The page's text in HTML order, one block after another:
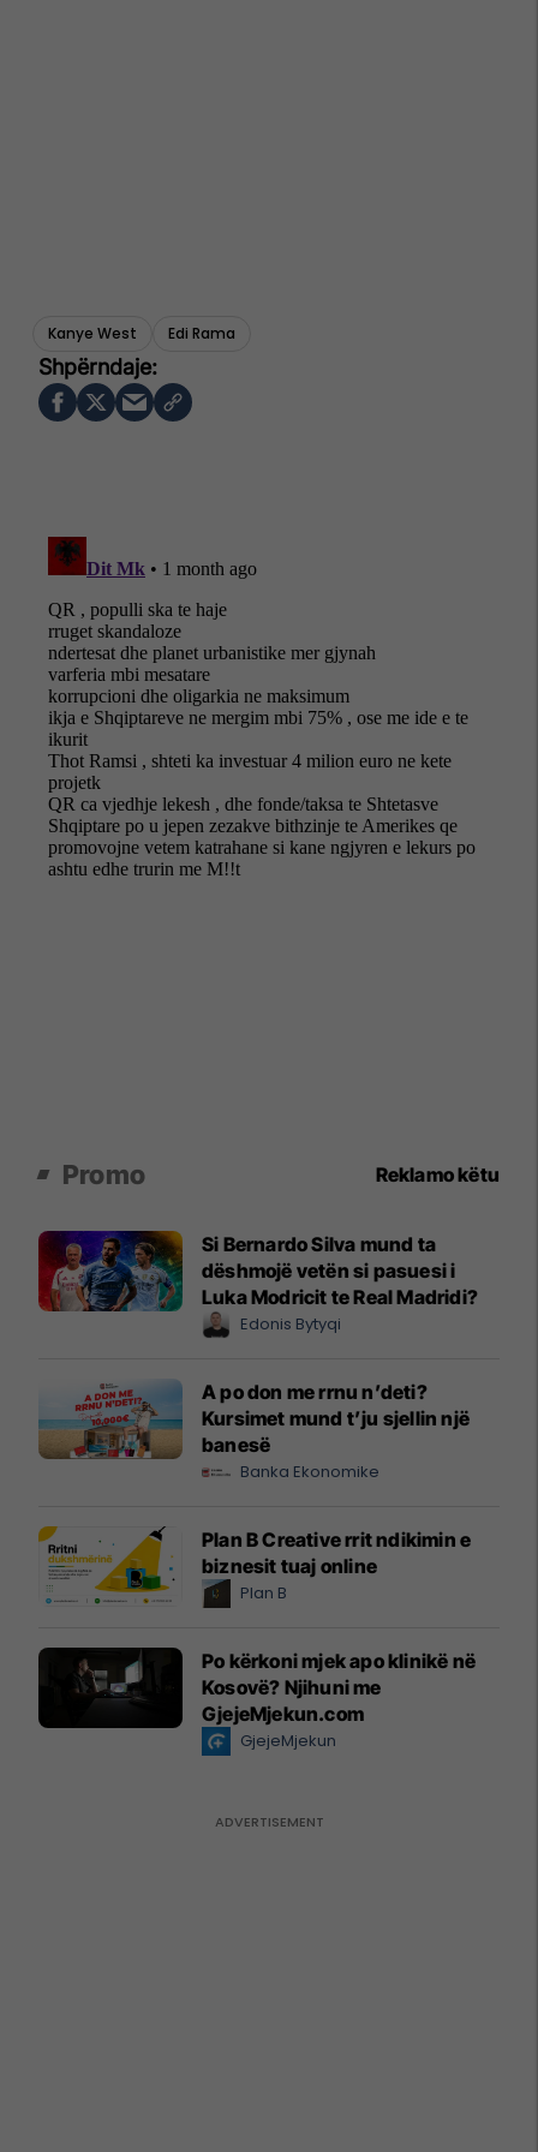
Kanye West Edi Rama
Promo Reklamo këtu
Si Bernardo Silva mund ta
dëshmojë vetën si pasuesi i
Luka Modricit te Real Madridi?
Edonis Bytyqi
A po don me rrnu n’deti?
Kursimet mund t’ju sjellin një
banesë
Banka Ekonomike
Plan B Creative rrit ndikimin e
biznesit tuaj online
Plan B
Po kërkoni mjek apo klinikë në
Kosovë? Njihuni me
GjejeMjekun.com
GjejeMjekun